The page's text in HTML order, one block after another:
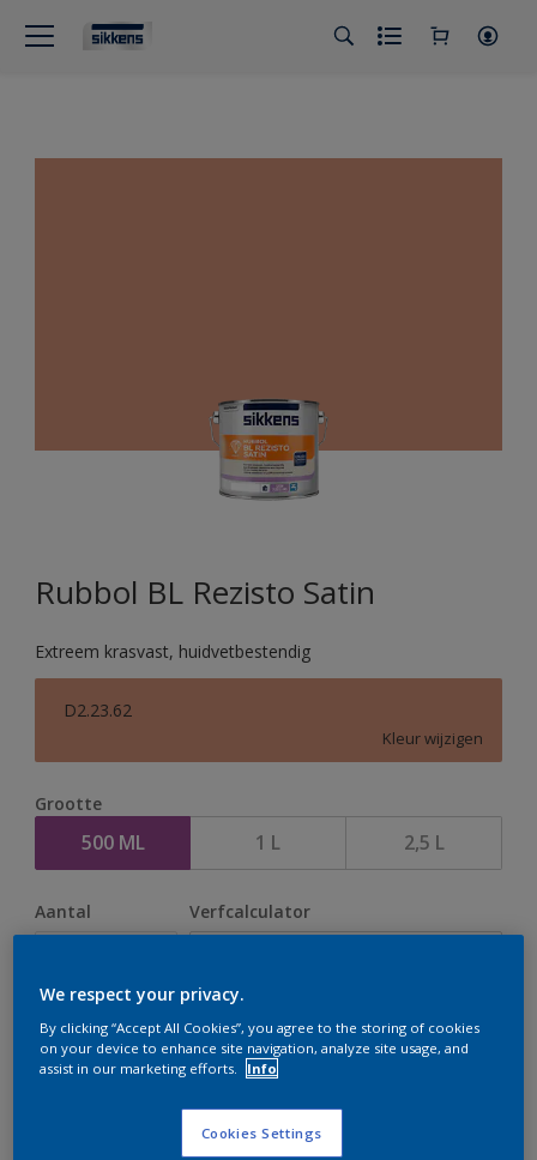
Rubbol BL Rezisto Satin
Extreem krasvast, huidvetbestendig
D2.23.62
Kleur wijzigen
Grootte
500 ML 1 L 2,5 L
Aantal Verfcalculator
Op dit moment is het niet mogelijk dit product online
te bestellen. Houd de website in de gaten, we werken
We respect your privacy.
By clicking “Accept All Cookies”, you agree to the storing of cookies
on your device to enhance site navigation, analyze site usage, and
assist in our marketing efforts.
Info
Cookies Settings